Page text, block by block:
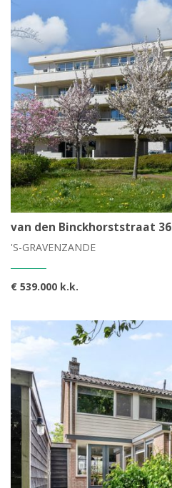
van den Binckhorststraat 36
'S-GRAVENZANDE
€ 539.000 k.k.